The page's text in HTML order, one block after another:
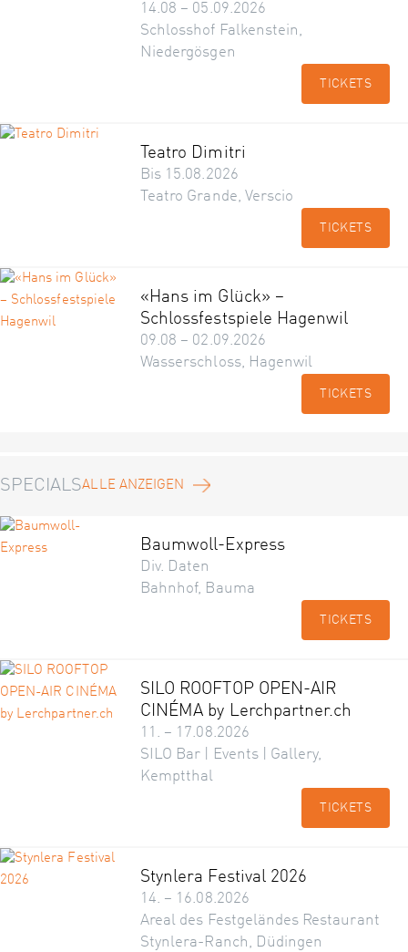
14.08 – 05.09.2026
Schlosshof Falkenstein,
Niedergösgen
TICKETS
Teatro Dimitri
Bis 15.08.2026
Teatro Grande, Verscio
TICKETS
«Hans im Glück» –
Schlossfestspiele Hagenwil
09.08 – 02.09.2026
Wasserschloss, Hagenwil
TICKETS
SPECIALSALLE ANZEIGEN
Baumwoll-Express
Div. Daten
Bahnhof, Bauma
TICKETS
SILO ROOFTOP OPEN-AIR
CINÉMA by Lerchpartner.ch
11. – 17.08.2026
SILO Bar | Events | Gallery,
Kemptthal
TICKETS
Stynlera Festival 2026
14. – 16.08.2026
Areal des Festgeländes Restaurant
Stynlera-Ranch, Düdingen